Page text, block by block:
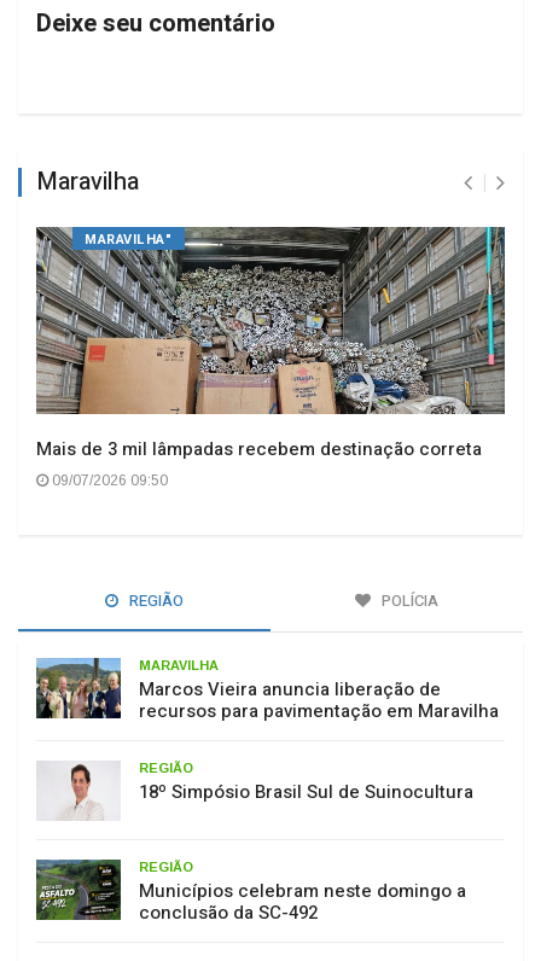
Deixe seu comentário
Maravilha
MARAVILHA"
Mais de 3 mil lâmpadas recebem destinação correta
09/07/2026 09:50
REGIÃO POLÍCIA
MARAVILHA
Marcos Vieira anuncia liberação de
recursos para pavimentação em Maravilha
REGIÃO
18º Simpósio Brasil Sul de Suinocultura
REGIÃO
Municípios celebram neste domingo a
conclusão da SC-492